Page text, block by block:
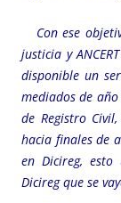
Con ese
justicia y
disponible un
mediados de
de Registro
hacia finales de
en Dicireg,
Dicireg que se